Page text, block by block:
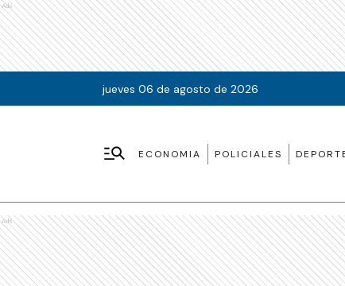
Ads
jueves 06 de agosto de 2026
ECONOMIA POLICIALES
Ads